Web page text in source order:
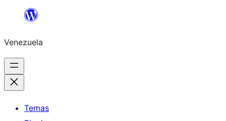
Saltar
contenido
Venezuela
Temas